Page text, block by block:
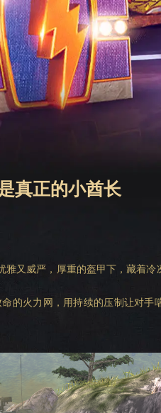
客服中心
真正的小酋长
又威严，厚重的盔甲下，藏着
的火力网，用持续的压制让对手